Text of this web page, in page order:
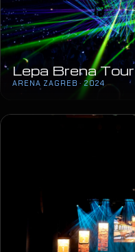
Lepa Brena Tour
ARENA ZAGREB · 2024